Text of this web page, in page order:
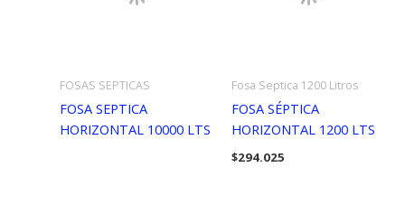
FOSAS SEPTICAS
FOSA SEPTICA
HORIZONTAL 10000 LTS
Fosa Septica 1200 Litros
FOSA SÉPTICA
HORIZONTAL 1200 LTS
$294.025